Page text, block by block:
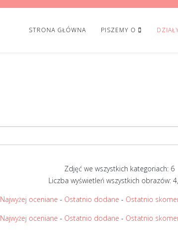
STRONA GŁÓWNA PISZEMY O
Zdjęć we wszystkich kategoriach: 6
Liczba wyświetleń wszystkich obrazów:
Najwyżej oceniane - Ostatnio dodane - Ostatnio
Najwyżej oceniane - Ostatnio dodane - Ostatnio